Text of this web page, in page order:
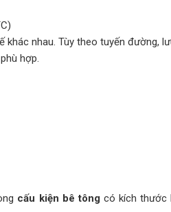
nhau. Tùy theo tuyến đường,
hợp.
cấu kiện bê tông có kích thước